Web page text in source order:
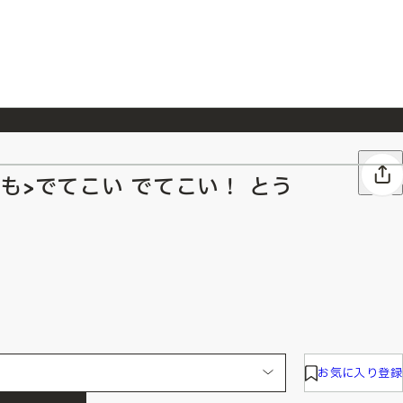
7/23 『ONE PIECE magazine 021 ONE PIECEカード付き同梱版』発売延期のご案内
>でてこい でてこい！ とう
お気に入り登録